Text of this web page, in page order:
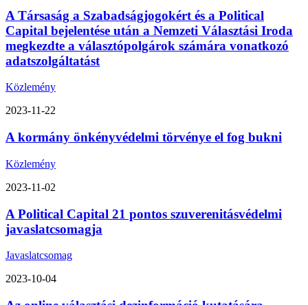
A Társaság a Szabadságjogokért és a Political
Capital bejelentése után a Nemzeti Választási Iroda
megkezdte a választópolgárok számára vonatkozó
adatszolgáltatást
Közlemény
2023-11-22
A kormány önkényvédelmi törvénye el fog bukni
Közlemény
2023-11-02
A Political Capital 21 pontos szuverenitásvédelmi
javaslatcsomagja
Javaslatcsomag
2023-10-04